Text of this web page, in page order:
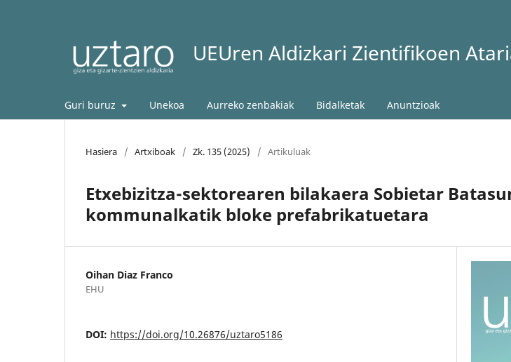
UEUren Aldizkari Zientifikoen
Guri buruz Unekoa Aurreko zenbakiak Bidalketak Anuntzioak
Hasiera / Artxiboak / Zk. 135 (2025) / Artikuluak
Etxebizitza-sektorearen bilakaera Sobietar
kommunalkatik bloke prefabrikatuetara
Oihan Diaz Franco
EHU
DOI: https://doi.org/10.26876/uztaro5186